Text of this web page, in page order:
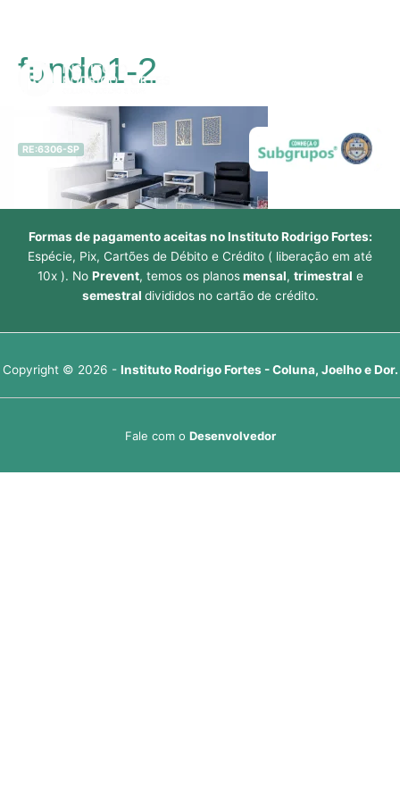
RE:6306-SP
fundo1-2
Formas de pagamento aceitas no Instituto Rodrigo Fortes:
Espécie, Pix, Cartões de Débito e Crédito ( liberação em até
10x ). No Prevent, temos os planosmensal, trimestral e
semestral divididos no cartão de crédito.
Copyright © 2026 - Instituto Rodrigo Fortes - Coluna, Joelho e Dor.
Fale com o Desenvolvedor